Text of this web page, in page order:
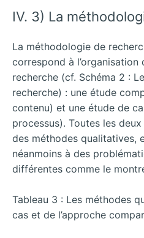
IV. 3) La
La méthodologie de
correspond à l’organisation
recherche (cf. Schéma 2 :
recherche) : une étude
contenu) et une étude de
processus). Toutes les
des méthodes qualitatives,
néanmoins à des
différentes comme le
Tableau 3 : Les méthodes
cas et de l’approche